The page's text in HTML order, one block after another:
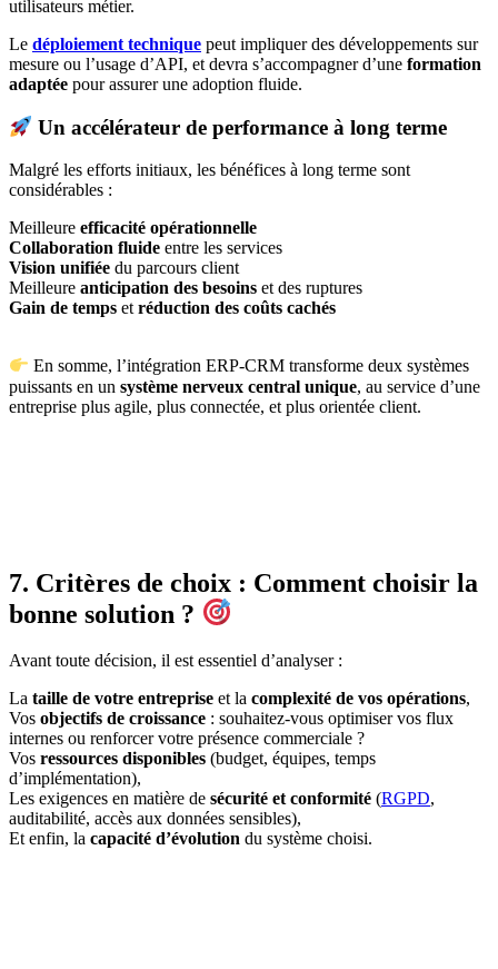
utilisateurs métier.
Le déploiement technique peut impliquer des développements sur
mesure ou l’usage d’API, et devra s’accompagner d’une formation
adaptée pour assurer une adoption fluide.
Un accélérateur de performance à long terme
Malgré les efforts initiaux, les bénéfices à long terme sont
considérables :
Meilleure efficacité opérationnelle
Collaboration fluide entre les services
Vision unifiée du parcours client
Meilleure anticipation des besoins et des ruptures
Gain de temps et réduction des coûts cachés
En somme, l’intégration ERP-CRM transforme deux systèmes
puissants en un système nerveux central unique, au service d’une
entreprise plus agile, plus connectée, et plus orientée client.
7. Critères de choix : Comment choisir la
bonne solution ?
Avant toute décision, il est essentiel d’analyser :
La taille de votre entreprise et la complexité de vos opérations,
Vos objectifs de croissance : souhaitez-vous optimiser vos flux
internes ou renforcer votre présence commerciale ?
Vos ressources disponibles (budget, équipes, temps
d’implémentation),
Les exigences en matière de sécurité et conformité (RGPD,
auditabilité, accès aux données sensibles),
Et enfin, la capacité d’évolution du système choisi.